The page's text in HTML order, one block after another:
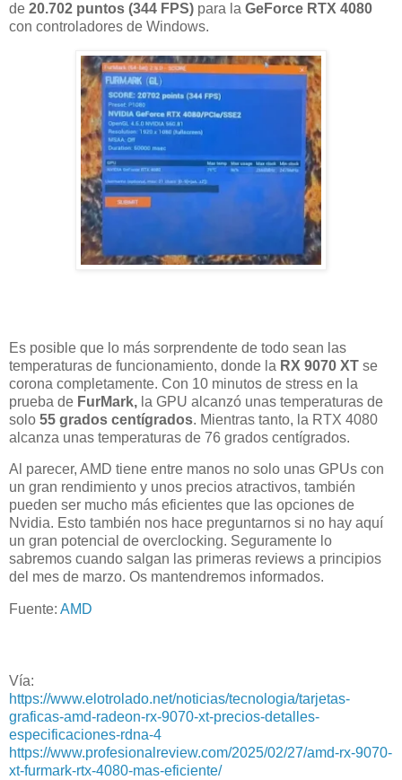
de 20.702 puntos (344 FPS) para la GeForce RTX 4080
con controladores de Windows.
Es posible que lo más sorprendente de todo sean las
temperaturas de funcionamiento, donde la RX 9070 XT se
corona completamente. Con 10 minutos de stress en la
prueba de FurMark, la GPU alcanzó unas temperaturas de
solo 55 grados centígrados. Mientras tanto, la RTX 4080
alcanza unas temperaturas de 76 grados centígrados.
Al parecer, AMD tiene entre manos no solo unas GPUs con
un gran rendimiento y unos precios atractivos, también
pueden ser mucho más eficientes que las opciones de
Nvidia. Esto también nos hace preguntarnos si no hay aquí
un gran potencial de overclocking. Seguramente lo
sabremos cuando salgan las primeras reviews a principios
del mes de marzo. Os mantendremos informados.
Fuente: AMD
Vía:
https://www.elotrolado.net/noticias/tecnologia/tarjetas-
graficas-amd-radeon-rx-9070-xt-precios-detalles-
especificaciones-rdna-4
https://www.profesionalreview.com/2025/02/27/amd-rx-9070-
xt-furmark-rtx-4080-mas-eficiente/